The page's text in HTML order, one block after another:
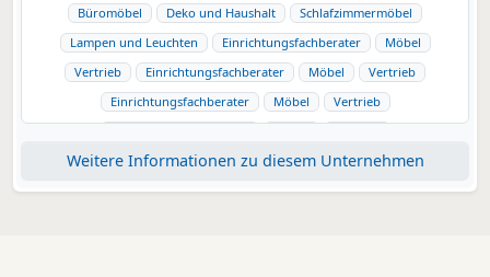
Büromöbel
Deko und Haushalt
Schlafzimmermöbel
Lampen und Leuchten
Einrichtungsfachberater
Möbel
Vertrieb
Einrichtungsfachberater Möbel
Vertrieb
Einrichtungsfachberater
Möbel
Vertrieb
Einrichtungsfachberater
Möbel Vertrieb
Weitere Informationen zu diesem Unternehmen